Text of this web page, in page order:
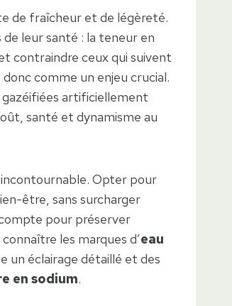
de fraîcheur et de légèreté.
leur santé : la teneur en
contraindre ceux qui suivent
comme un enjeu crucial.
artificiellement
santé et dynamisme au
Opter pour
être, sans surcharger
pour préserver
les marques d’eau
un éclairage détaillé et des
en sodium.